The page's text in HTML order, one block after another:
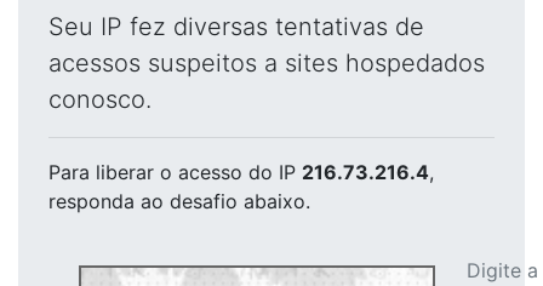
Seu IP fez diversas tentativas de
acessos suspeitos a sites hospedados
conosco.
Para liberar o acesso do IP 216.73.216.4,
responda ao desafio abaixo.
Digite